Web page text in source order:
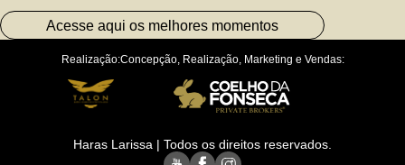
Acesse aqui os melhores momentos
Realização:Concepção, Realização, Marketing e Vendas:
Haras Larissa | Todos os direitos reservados.